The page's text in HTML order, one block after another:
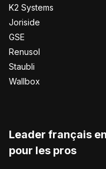
K2 Systems
Joriside
GSE
Renusol
Staubli
Wallbox
Leader français
pour les pros